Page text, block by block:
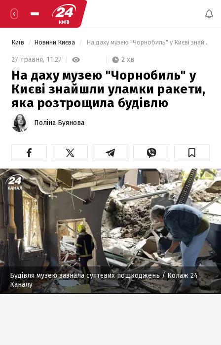
Київ Новини Києва На даху музею "Чорнобиль" у Києві знайшли уламки ракети, яка розтрощила будівлю
27 травня, 11:27 2 хв
На даху музею "Чорнобиль" у
Києві знайшли уламки ракети,
яка розтрощила будівлю
Поліна Буянова
Будівля музею зазнала суттєвих пошкоджень/ Колаж 24
Каналу